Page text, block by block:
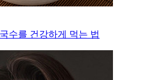
수를 건강하게 먹는 법